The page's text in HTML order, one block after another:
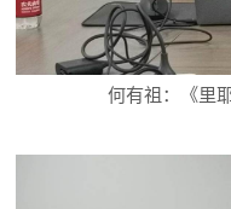
何有祖：《里